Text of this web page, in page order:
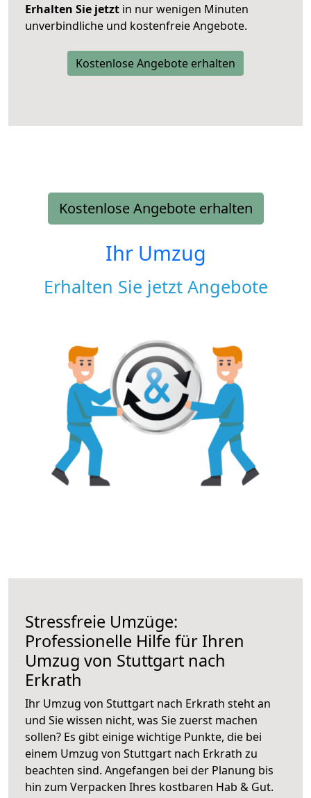
Erhalten Sie jetzt in nur wenigen Minuten
unverbindliche und kostenfreie Angebote.
Kostenlose Angebote erhalten
Kostenlose Angebote erhalten
Ihr Umzug
Erhalten Sie jetzt Angebote
Stressfreie Umzüge:
Professionelle Hilfe für Ihren
Umzug von Stuttgart nach
Erkrath
Ihr Umzug von Stuttgart nach Erkrath steht an
und Sie wissen nicht, was Sie zuerst machen
sollen? Es gibt einige wichtige Punkte, die bei
einem Umzug von Stuttgart nach Erkrath zu
beachten sind. Angefangen bei der Planung bis
hin zum Verpacken Ihres kostbaren Hab & Gut.